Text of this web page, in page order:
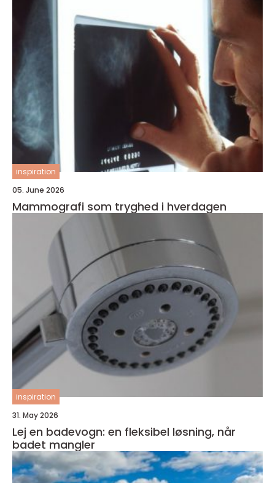
inspiration
05. June 2026
Mammografi som tryghed i hverdagen
inspiration
31. May 2026
Lej en badevogn: en fleksibel løsning, når
badet mangler